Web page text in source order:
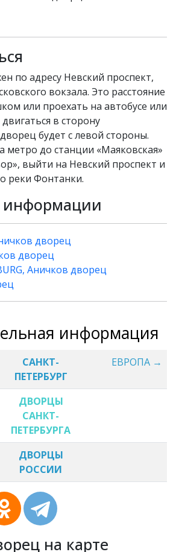
по адресу Невский проспект,
вокзала. Это расстояние
или проехать на автобусе или
в сторону
будет с левой стороны.
метро до станции «Маяковская»
выйти на Невский проспект и
реки Фонтанки.
информации
дворец
дворец
Аничков дворец
информация
САНКТ-
ПЕТЕРБУРГ
ЕВРОПА →
ДВОРЦЫ
САНКТ-
ПЕТЕРБУРГА
ДВОРЦЫ
РОССИИ
на карте